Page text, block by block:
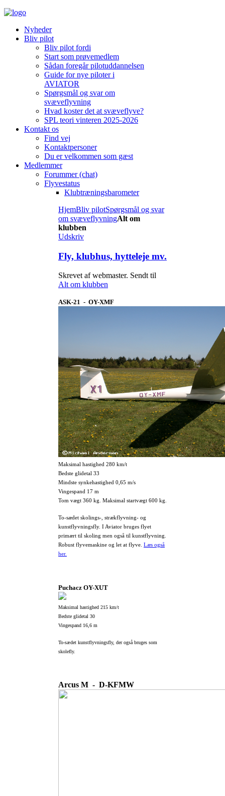
Nyheder
Bliv pilot
Bliv pilot fordi
Start som prøvemedlem
Sådan foregår pilotuddannelsen
Guide for nye piloter i
AVIATOR
Spørgsmål og svar om
svæveflyvning
Hvad koster det at svæveflyve?
SPL teori vinteren 2025-2026
Kontakt os
Find vej
Kontaktpersoner
Du er velkommen som gæst
Medlemmer
Forummer (chat)
Flyvestatus
Klubtræningsbarometer
HjemBliv pilotSpørgsmål og svar
om svæveflyvningAlt om
klubben
Udskriv
Fly, klubhus, hytteleje mv.
Skrevet af webmaster. Sendt til
Alt om klubben
ASK-21 - OY-XMF
Maksimal hastighed 280 km/t
Bedste glidetal 33
Mindste synkehastighed 0,65 m/s
Vingespand 17 m
Tom vægt 360 kg. Maksimal startvægt 600 kg.
To-sædet skolings-, strækflyvning- og
kunstflyvningsfly. I Aviator bruges flyet
primært til skoling men også til kunstflyvning.
Robust flyvemaskine og let at flyve. Læs også
her.
Puchacz OY-XUT
Maksimal hastighed 215 km/t
Bedste glidetal 30
Vingespand 16,6 m
To-sædet kunstflyvningsfly, der også bruges som
skolefly.
Arcus M - D-KFMW